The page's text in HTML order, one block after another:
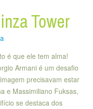
Tower
é que ele tem alma!
Armani é um desafio
precisavam estar
e Massimiliano Fuksas,
se destaca dos